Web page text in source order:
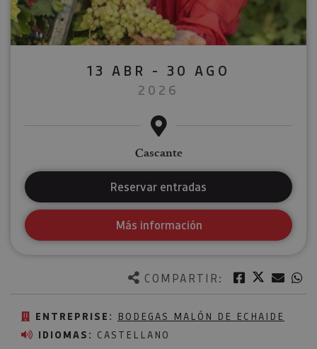
COMPARTIR: Facebook
Twitter
ENTREPRISE: BODEGAS MALÓN DE ECHAIDE
IDIOMAS: CASTELLANO
13 ABR - 30 AGO
2026
Cascante
Reservar entradas
Más información